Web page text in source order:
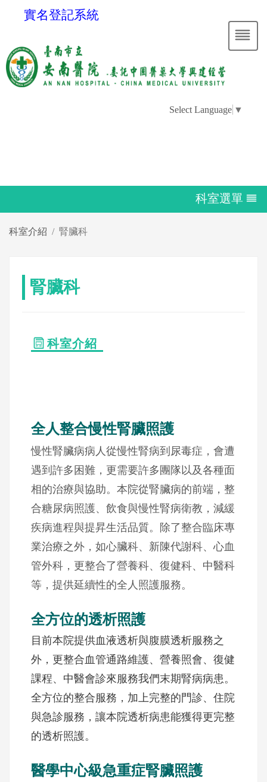
實名登記系統
Select Language ▼
科室選單
科室介紹 腎臟科
腎臟科
科室介紹
全人整合慢性腎臟照護
慢性腎臟病病人從慢性腎病到尿毒症，會遭
遇到許多困難，更需要許多團隊以及各種面
相的治療與協助。本院從腎臟病的前端，整
合糖尿病照護、飲食與慢性腎病衛教，減緩
疾病進程與提昇生活品質。除了整合臨床專
業治療之外，如心臟科、新陳代謝科、心血
管外科，更整合了營養科、復健科、中醫科
等，提供延續性的全人照護服務。
全方位的透析照護
目前本院提供血液透析與腹膜透析服務之
外，更整合血管通路維護、營養照會、復健
課程、中醫會診來服務我們末期腎病病患。
全方位的整合服務，加上完整的門診、住院
與急診服務，讓本院透析病患能獲得更完整
的透析照護。
醫學中心級急重症腎臟照護